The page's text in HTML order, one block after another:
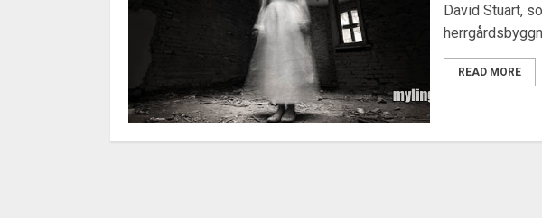
David Stuart,
READ MORE